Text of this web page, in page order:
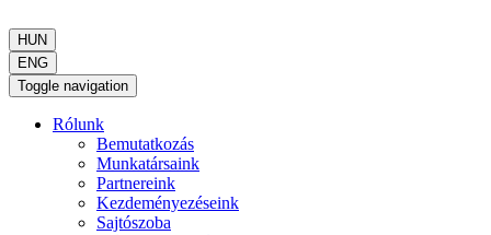
HUN
ENG
Toggle navigation
Rólunk
Bemutatkozás
Munkatársaink
Partnereink
Kezdeményezéseink
Sajtószoba